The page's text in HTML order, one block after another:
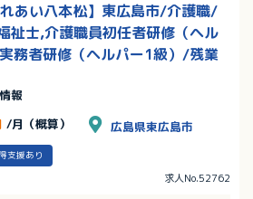
れあい八本松】東広島市/介護職/
祉士,介護職員初任者研修（ヘル
務者研修（ヘルパー1級）/残業
報
/月（概算） 広島県東広島市
支援あり
求人No.52762